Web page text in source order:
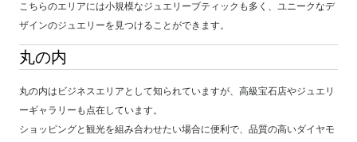
こちらのエリアには小規模なジュエリーブティックも多く、ユニークなデ
ザインのジュエリーを見つけることができます。
丸の内
丸の内はビジネスエリアとして知られていますが、高級宝石店やジュエリ
ーギャラリーも点在しています。
ショッピングと観光を組み合わせたい場合に便利で、品質の高いダイヤモ